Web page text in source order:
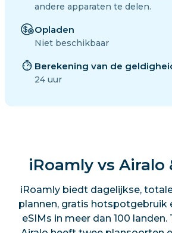
andere apparaten te delen.
Opladen
Niet beschikbaar
Berekening van de
24 uur
iRoamly vs Airalo
iRoamly biedt dagelijkse,
plannen, gratis hotspotgebruik
eSIMs in meer dan 100 landen.